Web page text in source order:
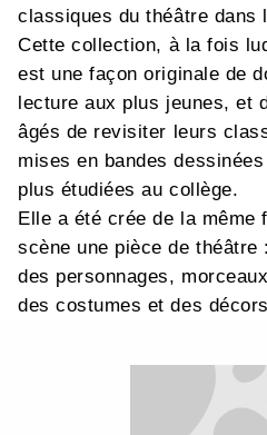
classiques du théâtre dans
Cette collection, à la fois
est une façon originale de
lecture aux plus jeunes, et
âgés de revisiter leurs
mises en bandes
plus étudiées au collège.
Elle a été crée de la même
scène une pièce de
des personnages,
des costumes et des